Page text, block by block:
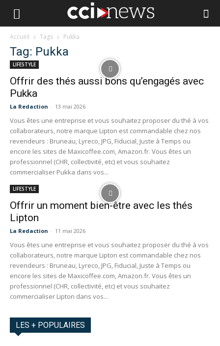
Accueil Tags Pukka
Tag: Pukka
LIFESTYLE
Offrir des thés aussi bons qu’engagés avec
Pukka
La Redaction - 13 mai 2026
Vous êtes une entreprise et vous souhaitez proposer du thé à vos
collaborateurs, notre marque Lipton est commandable chez nos
revendeurs : Bruneau, Lyreco, JPG, Fiducial, Juste à Temps ou
encore les sites de Maxicoffee.com, Amazon.fr. Vous êtes un
professionnel (CHR, collectivité, etc) et vous souhaitez
commercialiser Pukka dans vos...
LIFESTYLE
Offrir un moment bien-être avec les thés
Lipton
La Redaction - 11 mai 2026
Vous êtes une entreprise et vous souhaitez proposer du thé à vos
collaborateurs, notre marque Lipton est commandable chez nos
revendeurs : Bruneau, Lyreco, JPG, Fiducial, Juste à Temps ou
encore les sites de Maxicoffee.com, Amazon.fr. Vous êtes un
professionnel (CHR, collectivité, etc) et vous souhaitez
commercialiser Lipton dans vos...
LES + POPULAIRES